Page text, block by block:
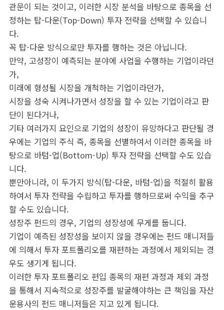
관문이 되는 것이고, 이러한 시장 분석을 바탕으로 종목을 선
정하는 탑-다운(Top-Down) 투자 전략을 선택할 수 있습니
다.
꼭 탑-다운 방식으로만 투자를 행하는 것은 아닙니다.
만약, 고성장이 예측되는 분야에 사업을 수행하는 기업이라던
가,
미래에 형성될 시장을 개척하는 기업이라던가,
시장을 성숙 시켜나가면서 성장을 할 수 있는 기업이라고 판
단이 된다거나,
기타 여러가지 요인으로 기업의 성장이 유망하다고 판단될 경
우에는 기업의 주식 즉, 종목을 선별하여서 이러한 종목을 바
탕으로 바텀-업(Bottom-Up) 투자 전략을 선택할 수도 있습
니다.
뿐만아니라, 이 두가지 방식(탑-다운, 바텀-업)을 적절히 활용
하여서 투자 전략을 수립하고 투자를 행하므로써 수익을 추구
할 수도 있습니다.
성장주 펀드의 경우, 기업의 성장성에 무게를 둡니다.
기업이 예측된 성장성을 보이지 않을 경우에는 펀드 매니저들
에 의해서 투자 포트폴리오를 재편하는 과정에서 제외되는 경
우도 생기게 됩니다.
이러한 투자 포트폴리오 편입 종목의 재편 과정과 제외 과정
을 통해서 지속적으로 성장주를 발굴해야하는 큰 책임을 자산
운용사의 펀드 매니저들은 지고 있게 됩니다.